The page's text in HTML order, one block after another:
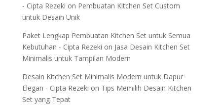
- Cipta Rezeki on Pembuatan Kitchen Set Custom
untuk Desain Unik
Paket Lengkap Pembuatan Kitchen Set untuk Semua
Kebutuhan - Cipta Rezeki on Jasa Desain Kitchen Set
Minimalis untuk Tampilan Modern
Desain Kitchen Set Minimalis Modern untuk Dapur
Elegan - Cipta Rezeki on Tips Memilih Desain Kitchen
Set yang Tepat